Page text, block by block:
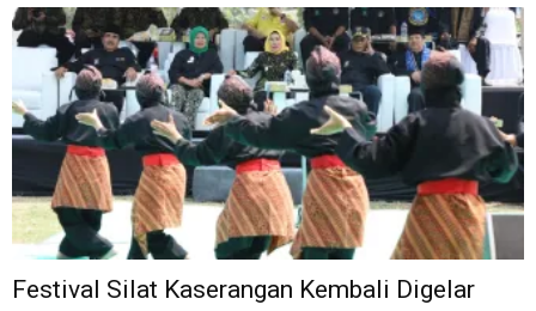
Festival Silat Kaserangan Kembali Digelar